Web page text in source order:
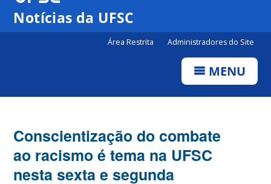
Notícias da UFSC
Área Restrita Administradores do Site
MENU
Conscientização do combate
ao racismo é tema na UFSC
nesta sexta e segunda